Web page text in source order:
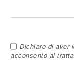
Dichiaro di aver
acconsento al